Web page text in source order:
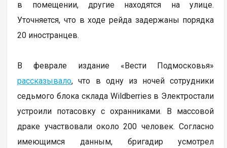
в помещении, другие находятся на улице.
Уточняется, что в ходе рейда задержаны порядка
20 иностранцев.
В феврале издание «Вести Подмосковья»
рассказывало, что в одну из ночей сотрудники
седьмого блока склада Wildberries в Электростали
устроили потасовку с охранниками. В массовой
драке участвовали около 200 человек. Согласно
имеющимся данным, бригадир усмотрел